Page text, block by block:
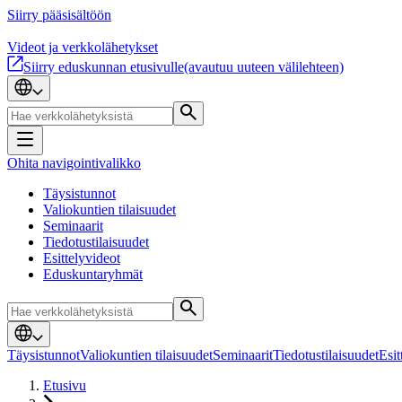
Siirry pääsisältöön
Videot ja verkkolähetykset
Siirry eduskunnan etusivulle(avautuu uuteen välilehteen)
Ohita navigointivalikko
Täysistunnot
Valiokuntien tilaisuudet
Seminaarit
Tiedotustilaisuudet
Esittelyvideot
Eduskuntaryhmät
TäysistunnotValiokuntien tilaisuudetSeminaaritTiedotustilaisuudet
Etusivu